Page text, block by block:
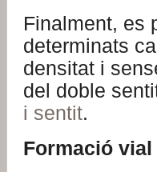
Finalment, es
determinats
densitat i
del doble
i sentit.
Formació